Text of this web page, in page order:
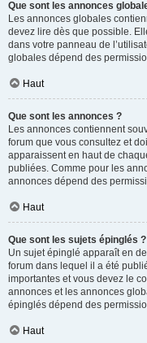
Que sont les annonces
Les annonces globales
devez lire dès que possible.
dans votre panneau de
globales dépend des
Haut
Que sont les annonces ?
Les annonces contiennent
forum que vous consultez et
apparaissent en haut de
publiées. Comme pour les
annonces dépend des
Haut
Que sont les sujets épinglés ?
Un sujet épinglé apparaît en
forum dans lequel il a été
importantes et vous devez le
annonces et les annonces
épinglés dépend des
Haut